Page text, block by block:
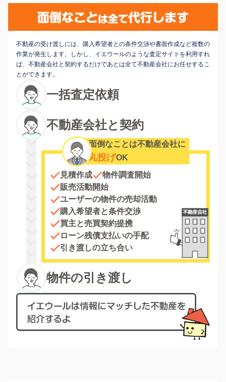
不動産の受け渡しには、購入希望者との条件交渉や書面作成など複数の
作業が発生します。しかし、イエウールのような査定サイトを利用すれ
ば、不動産会社と契約するだけであとは全て不動産会社にお任せするこ
とができます。
一括査定依頼
不動産会社と契約
面倒なことは不動産会社に
丸投げOK
見積作成
物件調査開始
販売活動開始
ユーザーの物件の売却活動
購入希望者と条件交渉
買主と売買契約提携
ローン残債支払いの手配
引き渡しの立ち合い
物件の引き渡し